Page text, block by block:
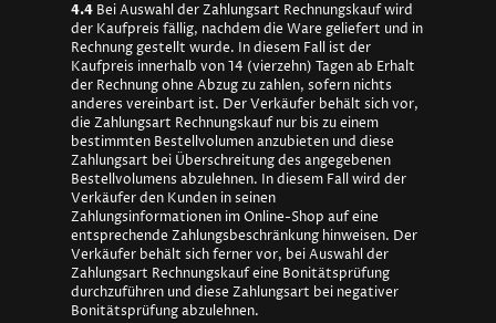
4.4 Bei Auswahl der Zahlungsart Rechnungskauf wird
der Kaufpreis fällig, nachdem die Ware geliefert und in
Rechnung gestellt wurde. In diesem Fall ist der
Kaufpreis innerhalb von 14 (vierzehn) Tagen ab Erhalt
der Rechnung ohne Abzug zu zahlen, sofern nichts
anderes vereinbart ist. Der Verkäufer behält sich vor,
die Zahlungsart Rechnungskauf nur bis zu einem
bestimmten Bestellvolumen anzubieten und diese
Zahlungsart bei Überschreitung des angegebenen
Bestellvolumens abzulehnen. In diesem Fall wird der
Verkäufer den Kunden in seinen
Zahlungsinformationen im Online-Shop auf eine
entsprechende Zahlungsbeschränkung hinweisen. Der
Verkäufer behält sich ferner vor, bei Auswahl der
Zahlungsart Rechnungskauf eine Bonitätsprüfung
durchzuführen und diese Zahlungsart bei negativer
Bonitätsprüfung abzulehnen.